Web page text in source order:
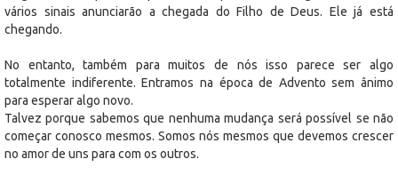
vários sinais anunciarão a chegada do Filho de Deus. Ele já está
chegando.
No entanto, também para muitos de nós isso parece ser algo
totalmente indiferente. Entramos na época de Advento sem ânimo
para esperar algo novo.
Talvez porque sabemos que nenhuma mudança será possível se não
começar conosco mesmos. Somos nós mesmos que devemos crescer
no amor de uns para com os outros.